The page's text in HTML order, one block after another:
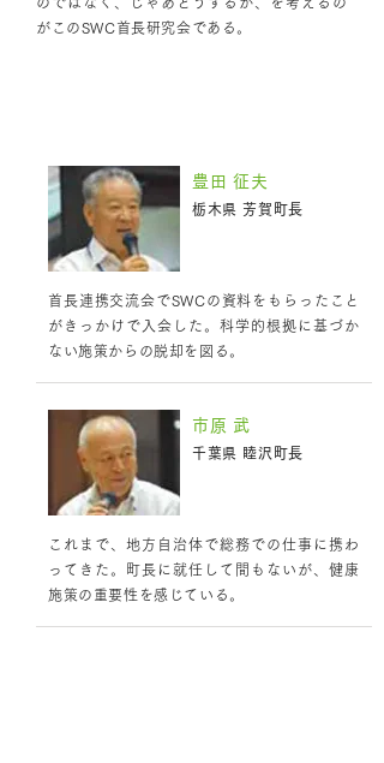
がこのSWC首長研究会である。
豊田 征夫
栃木県 芳賀町長
首長連携交流会でSWCの資料をもらったこと
がきっかけで入会した。科学的根拠に基づか
ない施策からの脱却を図る。
市原 武
千葉県 睦沢町長
これまで、地方自治体で総務での仕事に携わ
ってきた。町長に就任して間もないが、健康
施策の重要性を感じている。